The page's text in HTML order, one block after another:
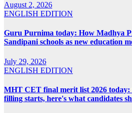
August 2, 2026
ENGLISH EDITION
Guru Purnima today: How Madhya
Sandipani schools as new education
July 29, 2026
ENGLISH EDITION
MHT CET final merit list 2026 today:
filling starts, here's what candidates